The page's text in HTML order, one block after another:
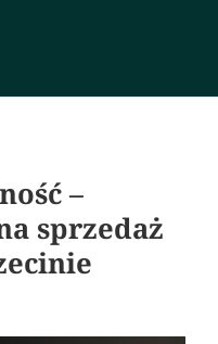
–
sprzedaż